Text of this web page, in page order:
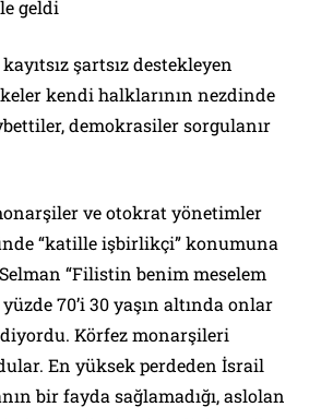
geldi
şartsız destekleyen
kendi halklarının nezdinde
demokrasiler sorgulanır
ve otokrat yönetimler
“katille işbirlikçi” konumuna
“Filistin benim meselem
70’i 30 yaşın altında onlar
Körfez monarşileri
En yüksek perdeden İsrail
bir fayda sağlamadığı, aslolan